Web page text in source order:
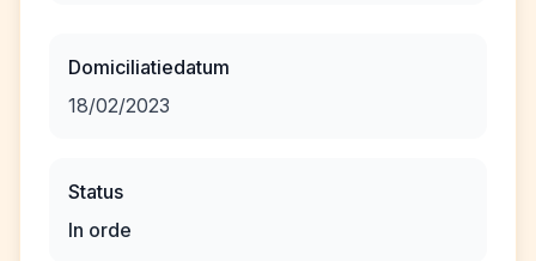
Domiciliatiedatum
18/02/2023
Status
In orde